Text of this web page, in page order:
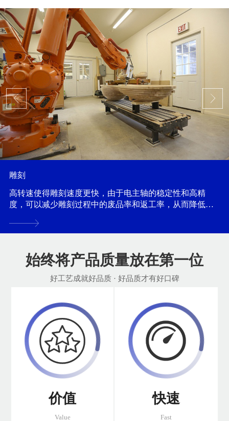
雕刻
高转速使得雕刻速度更快，由于电主轴的稳定性和高精
度，可以减少雕刻过程中的废品率和返工率，从而降低雕
始终将产品质量放在第一位
好工艺成就好品质 · 好品质才有好口碑

价值
Value

快速
Fast